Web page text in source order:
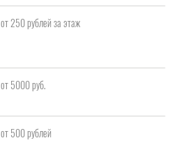
от 250 рублей за этаж
от 5000 руб.
от 500 рублей